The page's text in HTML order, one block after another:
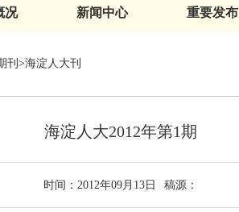
况 新闻中心 重要发布
刊>海淀人大刊
海淀人大2012年第1期
时间： 2012年09月13日 稿源：